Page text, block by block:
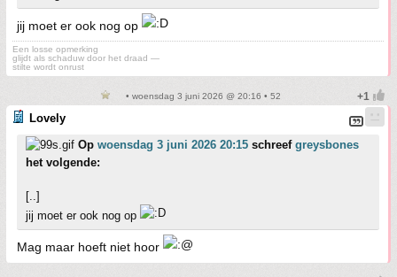
jij moet er ook nog op
Een losse opmerking
glijdt als schaduw door het draad —
stilte wordt onrust
• woensdag 3 juni 2026 @ 20:16 • 52
Lovely
Op woensdag 3 juni 2026 20:15 schreef greysbones
het volgende:
[..]
jij moet er ook nog op
Mag maar hoeft niet hoor